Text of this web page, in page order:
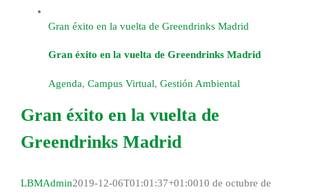
Gran éxito en la vuelta de Greendrinks Madrid
Gran éxito en la vuelta de Greendrinks Madrid
Agenda, Campus Virtual, Gestión Ambiental
Gran éxito en la vuelta de
Greendrinks Madrid
LBMAdmin2019-12-06T01:01:37+01:0010 de octubre de